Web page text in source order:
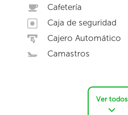
Cafetería
Caja de seguridad
Cajero Automático
Camastros
Ver todos